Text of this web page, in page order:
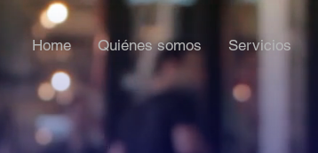
Home Quiénes somos Servicios